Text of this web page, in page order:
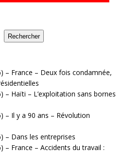
Rechercher
– France – Deux fois condamnée,
– Haïti – L’exploitation sans bornes
– Il y a 90 ans – Révolution
– Dans les entreprises
– France – Accidents du travail :